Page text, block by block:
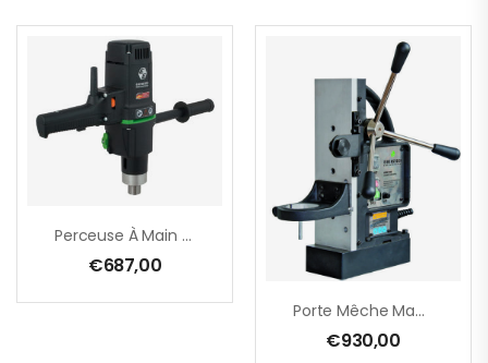
Perceuse À Main EHB 32/2.2 R R/L – 1800 W
€687,00
Porte Mêche Magnétique B32.1 Pour EHB 32/2.2 R R/L + EHB 32/4.2
€930,00